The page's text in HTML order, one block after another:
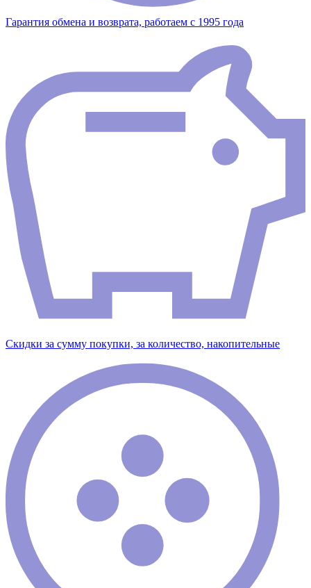
Гарантия обмена и возврата, работаем с 1995 года
Скидки за сумму покупки, за количество, накопительные